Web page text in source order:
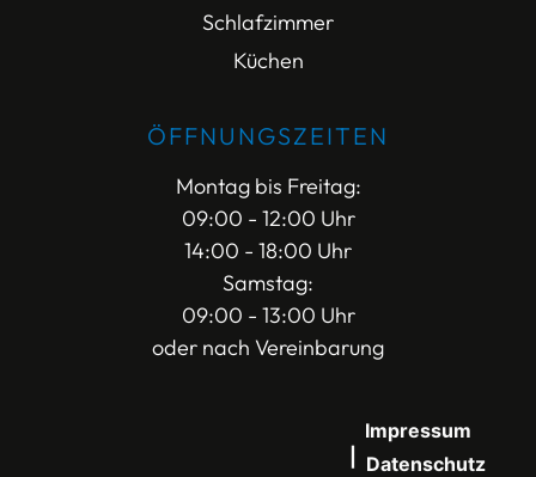
Schlafzimmer
Küchen
ÖFFNUNGSZEITEN
Montag bis Freitag:
09:00 - 12:00 Uhr
14:00 - 18:00 Uhr
Samstag:
09:00 - 13:00 Uhr
oder nach Vereinbarung
Impressum
Datenschutz